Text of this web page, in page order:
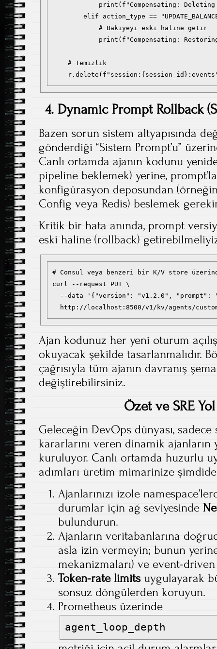
print(f"Compensating:
elif action_type ==
            # Bakiyeyi eski haline getir
print(f"Compensating:
    # Temizlik
4. Dynamic Prompt Rollback
Bazen sorun sistem altyapısında
gönderdiği “Sistem Prompt’u”
Canlı ortamda ajanın kodunu
pipeline beklemek) yerine,
konfigürasyon deposundan
Config veya Redis) beslemek
Kritik bir hata anında, prompt
eski haline (rollback)
# Consul veya benzeri bir K/V store
curl --request PUT \
--data '{"version": "v1.2.0", "prompt":
http://localhost:8500/v1/kv/agents/
Ajan kodunuz her yeni oturum
okuyacak şekilde tasarlanmalıdır.
çağrısıyla tüm ajanın davranış
değiştirebilirsiniz.
Özet ve SRE
Geleceğin DevOps dünyası,
kararlarını veren dinamik
kuruluyor. Canlı ortamda huzurlu
adımları üretim mimarinize
Ajanlarınızı izole
durumlar için ağ seviyesinde
bulundurun.
Ajanların veritabanlarına
asla izin vermeyin; bunun
mekanizmaları) ve event-
Token-rate limitsuygulayarak
sonsuz döngülerden koruyun.
Prometheus üzerinde
agent_loop_depth